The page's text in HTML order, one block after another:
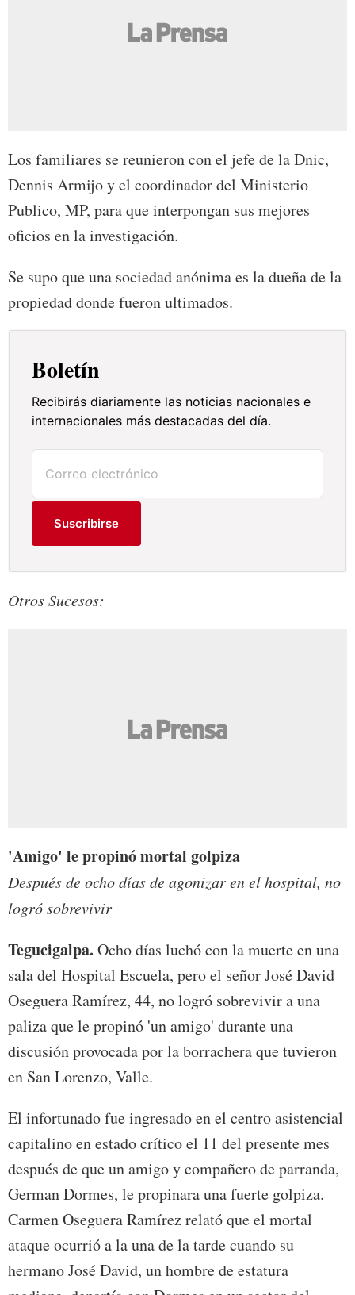
Los familiares se reunieron con el jefe de la Dnic,
Dennis Armijo y el coordinador del Ministerio
Publico, MP, para que interpongan sus mejores
oficios en la investigación.
Se supo que una sociedad anónima es la dueña de la
propiedad donde fueron ultimados.
Boletín
Recibirás diariamente las noticias nacionales e
internacionales más destacadas del día.
Suscribirse
Otros Sucesos:
'Amigo' le propinó mortal golpiza
Después de ocho días de agonizar en el hospital, no
logró sobrevivir
Tegucigalpa. Ocho días luchó con la muerte en una
sala del Hospital Escuela, pero el señor José David
Oseguera Ramírez, 44, no logró sobrevivir a una
paliza que le propinó 'un amigo' durante una
discusión provocada por la borrachera que tuvieron
en San Lorenzo, Valle.
El infortunado fue ingresado en el centro asistencial
capitalino en estado crítico el 11 del presente mes
después de que un amigo y compañero de parranda,
German Dormes, le propinara una fuerte golpiza.
Carmen Oseguera Ramírez relató que el mortal
ataque ocurrió a la una de la tarde cuando su
hermano José David, un hombre de estatura